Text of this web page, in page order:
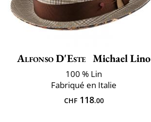
Alfonso D'Este Michael Lino
100 % Lin
Fabriqué en Italie
CHF118.00